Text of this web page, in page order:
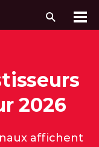
2026
affichent